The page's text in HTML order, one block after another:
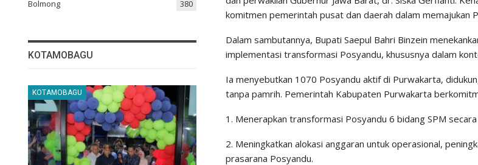
komitmen pemerintah pusat dan daerah dalam memajukan
Dalam sambutannya, Bupati Saepul Bahri Binzein
implementasi transformasi Posyandu, khususnya dalam
Ia menyebutkan 1070 Posyandu aktif di Purwakarta,
tanpa pamrih. Pemerintah Kabupaten Purwakarta
1. Menerapkan transformasi Posyandu 6 bidang SPM
2. Meningkatkan alokasi anggaran untuk operasional,
prasarana Posyandu.
Bolmong 380
KOTAMOBAGU
KOTAMOBAGU